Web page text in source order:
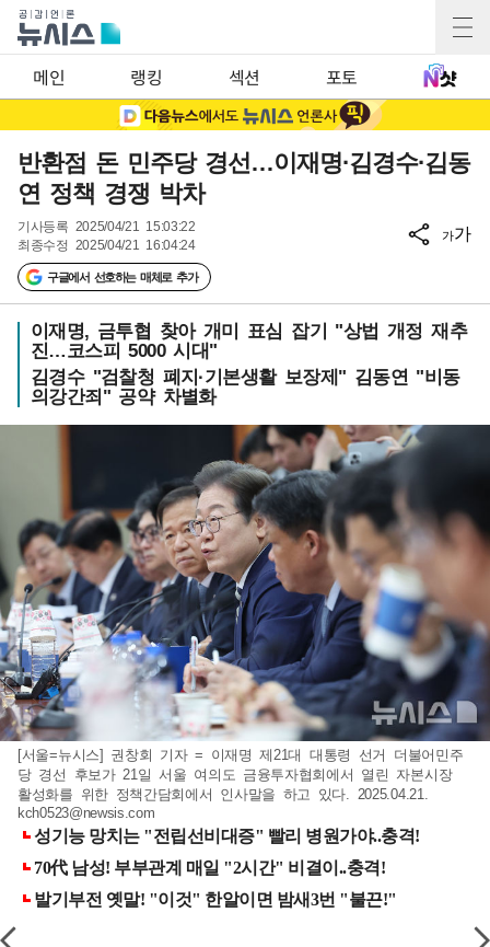
메인 랭킹 섹션 포토
반환점 돈 민주당 경선…이재명·김경수·김동
연 정책 경쟁 박차
기사등록 2025/04/21 15:03:22
최종수정 2025/04/21 16:04:24
구글에서 선호하는 매체로 추가
가가
이재명, 금투협 찾아 개미 표심 잡기 "상법 개정 재추
진…코스피 5000 시대"
김경수 "검찰청 폐지·기본생활 보장제" 김동연 "비동
의강간죄" 공약 차별화
[서울=뉴시스] 권창회 기자 = 이재명 제21대 대통령 선거 더불어민주
당 경선 후보가 21일 서울 여의도 금융투자협회에서 열린 자본시장
활성화를 위한 정책간담회에서 인사말을 하고 있다. 2025.04.21.
kch0523@newsis.com